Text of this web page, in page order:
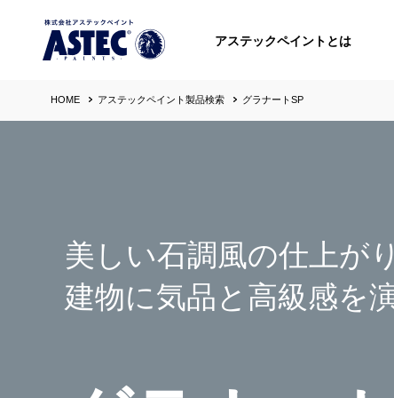
アステックペイントとは
HOME アステックペイント製品検索 グラナートSP
美しい石調風の仕上が
建物に気品と高級感を